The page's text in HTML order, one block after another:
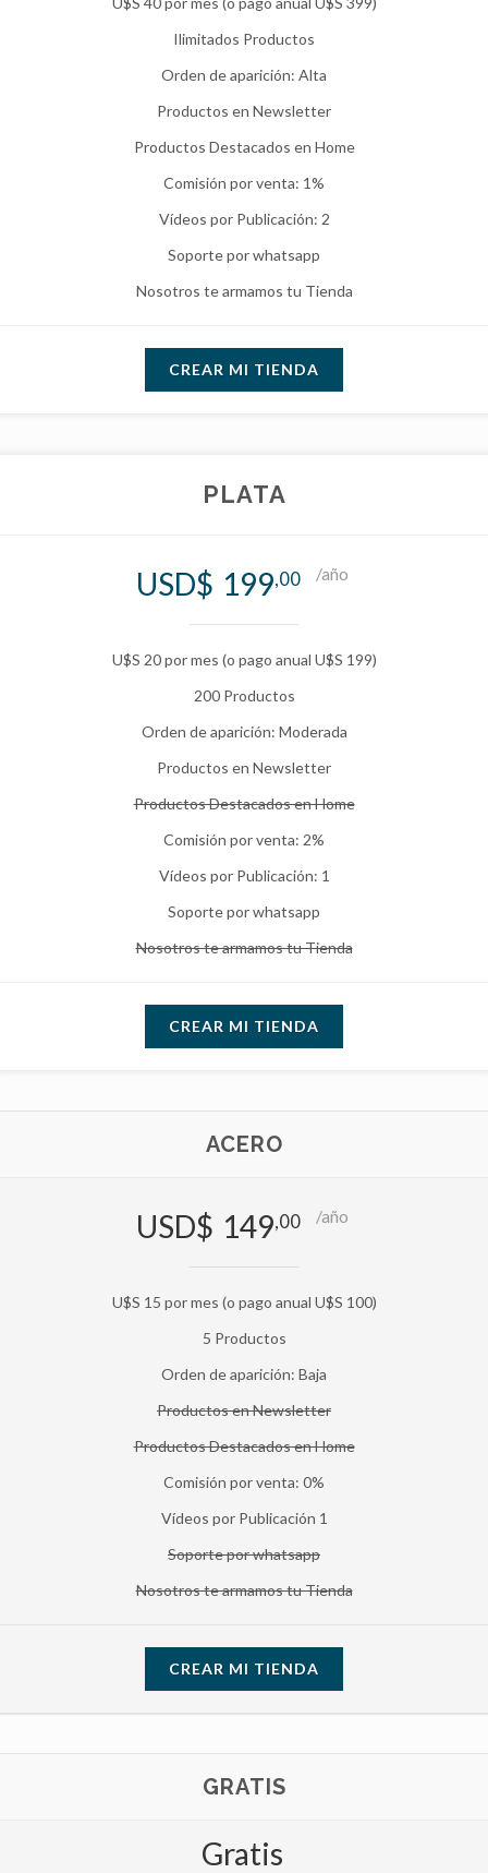
Ilimitados Productos
Orden de aparición: Alta
Productos en Newsletter
Productos Destacados en Home
Comisión por venta: 1%
Vídeos por Publicación: 2
Soporte por whatsapp
Nosotros te armamos tu Tienda
CREAR MI TIENDA
PLATA
USD$ 199,00 /año
U$S 20 por mes (o pago anual U$S 199)
200 Productos
Orden de aparición: Moderada
Productos en Newsletter
Productos Destacados en Home
Comisión por venta: 2%
Vídeos por Publicación: 1
Soporte por whatsapp
Nosotros te armamos tu Tienda
CREAR MI TIENDA
ACERO
USD$ 149,00 /año
U$S 15 por mes (o pago anual U$S 100)
5 Productos
Orden de aparición: Baja
Productos en Newsletter
Productos Destacados en Home
Comisión por venta: 0%
Vídeos por Publicación 1
Soporte por whatsapp
Nosotros te armamos tu Tienda
CREAR MI TIENDA
GRATIS
Gratis